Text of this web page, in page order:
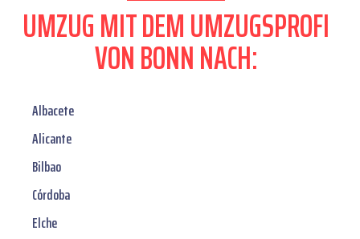
UMZUG MIT DEM UMZUGSPROFI
VON BONN NACH:
Albacete
Alicante
Bilbao
Córdoba
Elche